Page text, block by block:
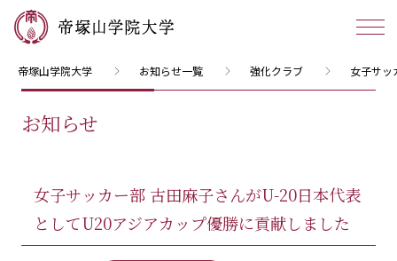
帝塚山学院大学 お知らせ一覧 強化クラブ 女子サッ
お知らせ
女子サッカー部 古田麻子さんがU-20日本代表
としてU20アジアカップ優勝に貢献しました